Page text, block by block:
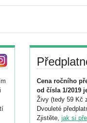
Cena ročního
od čísla 1/2019
Živy (tedy 59 Kč
Dvouleté
Zjistěte, jak si